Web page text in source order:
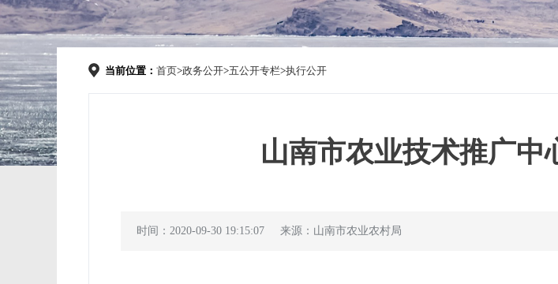
当前位置： 首页>政务公开>五公开专栏>执行公开
山南市农业技术推广中
时间：2020-09-30 19:15:07 来源：山南市农业农村局